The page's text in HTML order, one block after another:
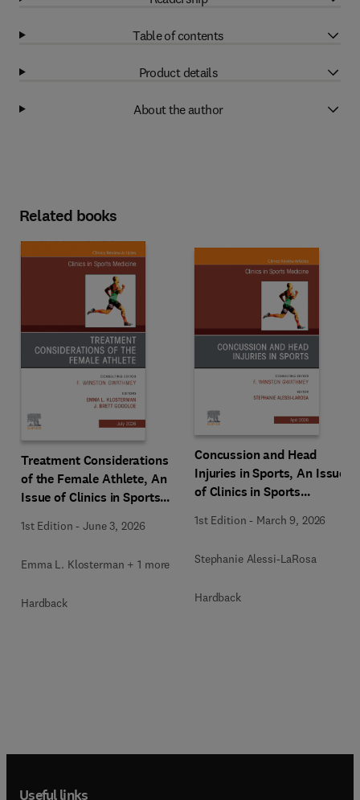
Table of contents
Product details
About the author
Related books
Treatment Considerations
of the Female Athlete, An
Issue of Clinics in Sports
1st Edition -June 3, 2026
Emma L. Klosterman + 1 more
Hardback
Concussion and Head
Injuries in Sports, An Issue
of Clinics in Sports
1st Edition - March 9, 2026
Stephanie Alessi-LaRosa
Hardback
Useful links